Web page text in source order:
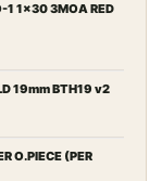
1 1x30 3MOA RED
19mm BTH19 v2
O.PIECE (PER